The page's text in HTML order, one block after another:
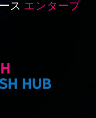
ス エンタープ